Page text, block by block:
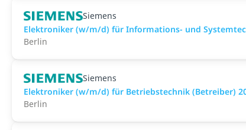
Siemens
Elektroniker (w/m/d) für Informations- und
Berlin
Siemens
Elektroniker (w/m/d) für Betriebstechnik (Betreiber)
Berlin